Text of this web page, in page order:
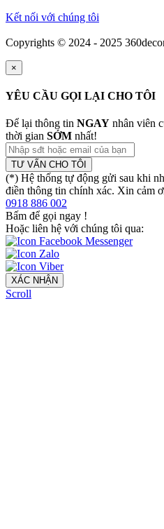
Kết nối với chúng tôi
Copyrights © 2024 - 2025
×
YÊU CẦU GỌI LẠI CHO TÔI
Để lại thông tin NGAY nhân viên
thời gian SỚM nhất!
TƯ VẤN CHO TÔI
(*) Hệ thống tự động gửi sau khi
điền thông tin chính xác. Xin cảm
0918 886 002
Bấm để gọi ngay !
Hoặc liên hệ với chúng tôi qua:
XÁC NHẬN
Scroll